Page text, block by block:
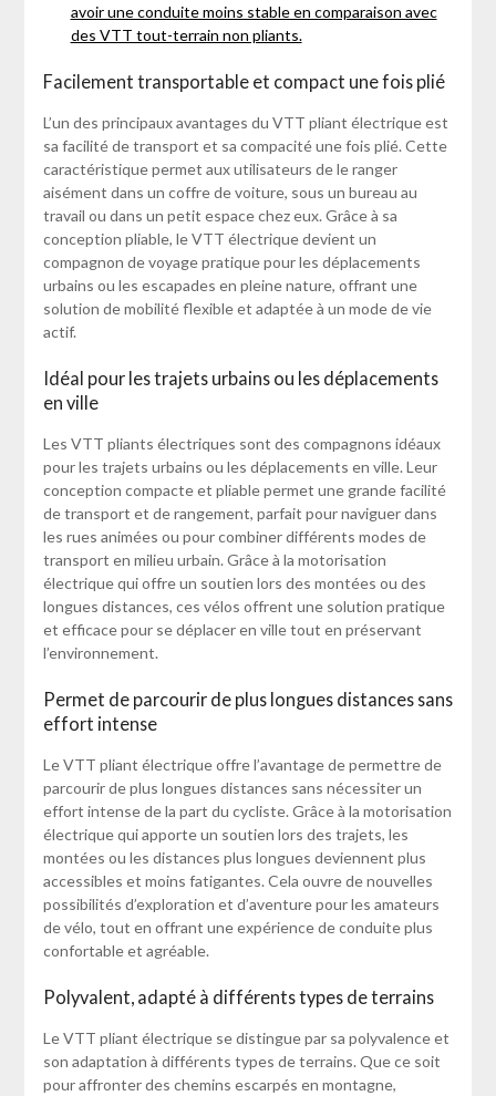
avoir une conduite moins stable en comparaison avec
des VTT tout-terrain non pliants.
Facilement transportable et compact une fois plié
L’un des principaux avantages du VTT pliant électrique est
sa facilité de transport et sa compacité une fois plié. Cette
caractéristique permet aux utilisateurs de le ranger
aisément dans un coffre de voiture, sous un bureau au
travail ou dans un petit espace chez eux. Grâce à sa
conception pliable, le VTT électrique devient un
compagnon de voyage pratique pour les déplacements
urbains ou les escapades en pleine nature, offrant une
solution de mobilité flexible et adaptée à un mode de vie
actif.
Idéal pour les trajets urbains ou les déplacements
en ville
Les VTT pliants électriques sont des compagnons idéaux
pour les trajets urbains ou les déplacements en ville. Leur
conception compacte et pliable permet une grande facilité
de transport et de rangement, parfait pour naviguer dans
les rues animées ou pour combiner différents modes de
transport en milieu urbain. Grâce à la motorisation
électrique qui offre un soutien lors des montées ou des
longues distances, ces vélos offrent une solution pratique
et efficace pour se déplacer en ville tout en préservant
l’environnement.
Permet de parcourir de plus longues distances sans
effort intense
Le VTT pliant électrique offre l’avantage de permettre de
parcourir de plus longues distances sans nécessiter un
effort intense de la part du cycliste. Grâce à la motorisation
électrique qui apporte un soutien lors des trajets, les
montées ou les distances plus longues deviennent plus
accessibles et moins fatigantes. Cela ouvre de nouvelles
possibilités d’exploration et d’aventure pour les amateurs
de vélo, tout en offrant une expérience de conduite plus
confortable et agréable.
Polyvalent, adapté à différents types de terrains
Le VTT pliant électrique se distingue par sa polyvalence et
son adaptation à différents types de terrains. Que ce soit
pour affronter des chemins escarpés en montagne,